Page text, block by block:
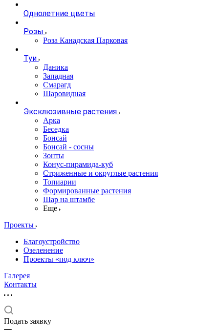
Однолетние цветы
Розы
Роза Канадская Парковая
Туи
Даника
Западная
Смарагд
Шаровидная
Эксклюзивные растения
Арка
Беседка
Бонсай
Бонсай - сосны
Зонты
Конус-пирамида-куб
Стриженные и округлые растения
Топиарии
Формированные растения
Шар на штамбе
Еще
Проекты
Благоустройство
Озеленение
Проекты «под ключ»
Галерея
Контакты
Подать заявку